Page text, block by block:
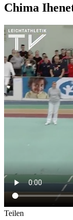
Chima
Teilen